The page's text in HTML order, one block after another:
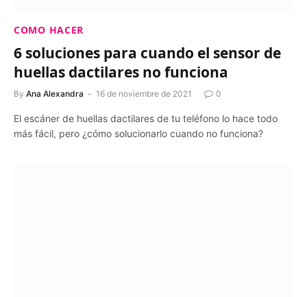
COMO HACER
6 soluciones para cuando el sensor de
huellas dactilares no funciona
By Ana Alexandra 16 de noviembre de 2021 0
El escáner de huellas dactilares de tu teléfono lo hace todo
más fácil, pero ¿cómo solucionarlo cuando no funciona?